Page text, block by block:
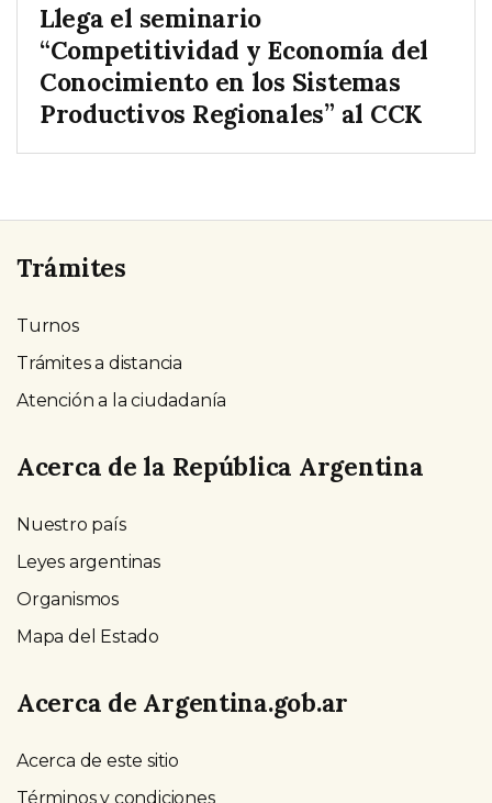
Llega el seminario
“Competitividad y Economía del
Conocimiento en los Sistemas
Productivos Regionales” al CCK
Trámites
Turnos
Trámites a distancia
Atención a la ciudadanía
Acerca de la República Argentina
Nuestro país
Leyes argentinas
Organismos
Mapa del Estado
Acerca de Argentina.gob.ar
Acerca de este sitio
Términos y condiciones